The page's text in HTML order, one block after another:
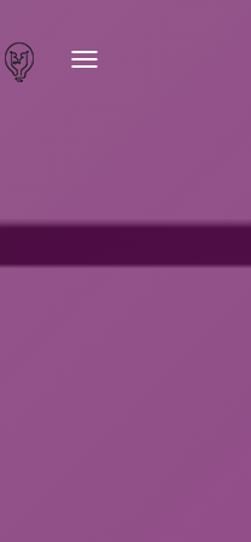
Toggle
navigation